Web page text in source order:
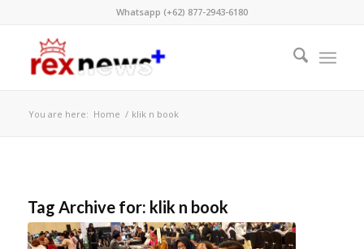
Whatsapp (+62) 877-2943-6180
You are here: Home / klik n book
Tag Archive for: klik n book